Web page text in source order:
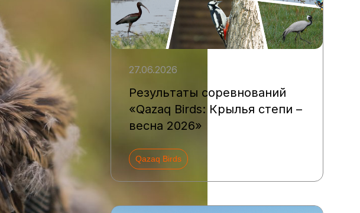
27.06.2026
Результаты соревнований
«Qazaq Birds: Крылья степи –
весна 2026»
Qazaq Birds